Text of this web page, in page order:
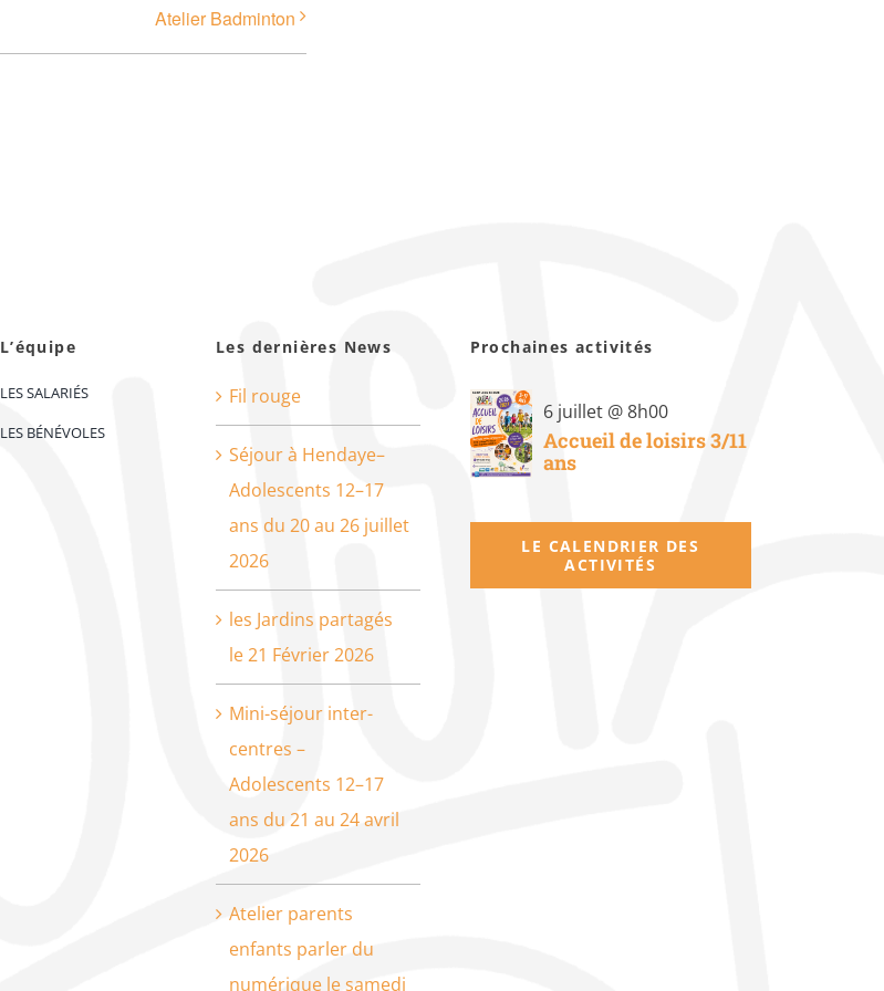
Atelier Badminton
L’équipe
LES SALARIÉS
LES BÉNÉVOLES
Les dernières News
Fil rouge
Séjour à Hendaye–
Adolescents 12–17
ans du 20 au 26 juillet
2026
les Jardins partagés
le 21 Février 2026
Mini-séjour inter-
centres –
Adolescents 12–17
ans du 21 au 24 avril
2026
Atelier parents
enfants parler du
numérique le samedi
Prochaines activités
6 juillet @ 8h00
Accueil de loisirs 3/11
ans
LE CALENDRIER DES
ACTIVITÉS